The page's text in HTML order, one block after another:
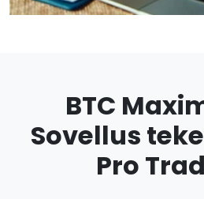
BTC
Sovellus
Pro